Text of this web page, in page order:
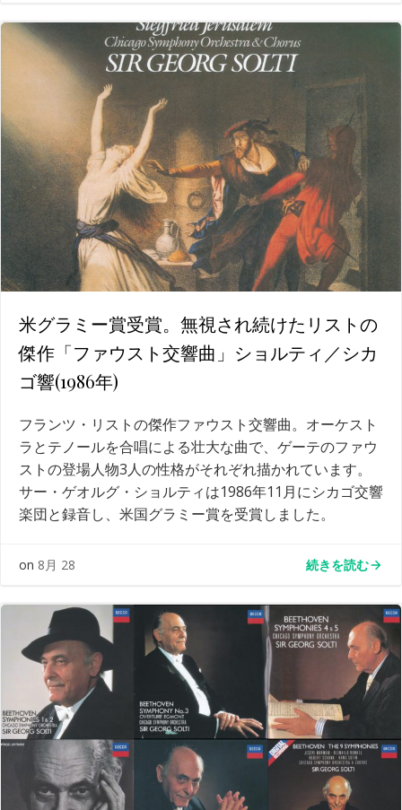
米グラミー賞受賞。無視され続けたリストの
傑作「ファウスト交響曲」ショルティ／シカ
ゴ響(1986年)
フランツ・リストの傑作ファウスト交響曲。オーケスト
ラとテノールを合唱による壮大な曲で、ゲーテのファウ
ストの登場人物3人の性格がそれぞれ描かれています。
サー・ゲオルグ・ショルティは1986年11月にシカゴ交響
楽団と録音し、米国グラミー賞を受賞しました。
on 8月 28 続きを読む